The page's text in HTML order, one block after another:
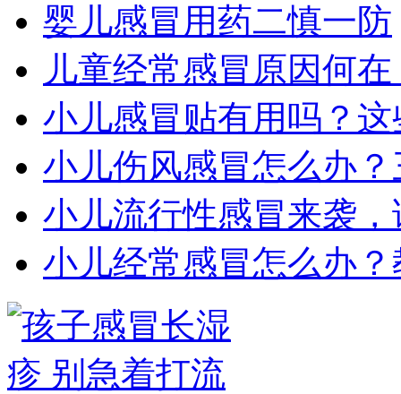
婴儿感冒用药二慎一防
儿童经常感冒原因何
小儿感冒贴有用吗？
小儿伤风感冒怎么办
小儿流行性感冒来袭
小儿经常感冒怎么办